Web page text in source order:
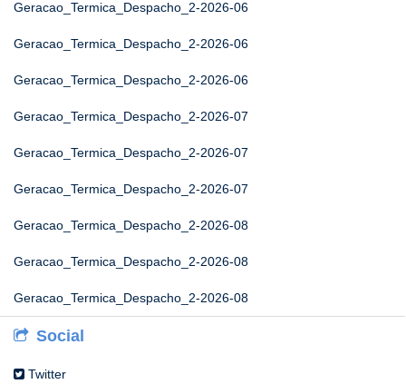
Geracao_Termica_Despacho_2-2026-06
Geracao_Termica_Despacho_2-2026-06
Geracao_Termica_Despacho_2-2026-06
Geracao_Termica_Despacho_2-2026-07
Geracao_Termica_Despacho_2-2026-07
Geracao_Termica_Despacho_2-2026-07
Geracao_Termica_Despacho_2-2026-08
Geracao_Termica_Despacho_2-2026-08
Geracao_Termica_Despacho_2-2026-08
Social
Twitter